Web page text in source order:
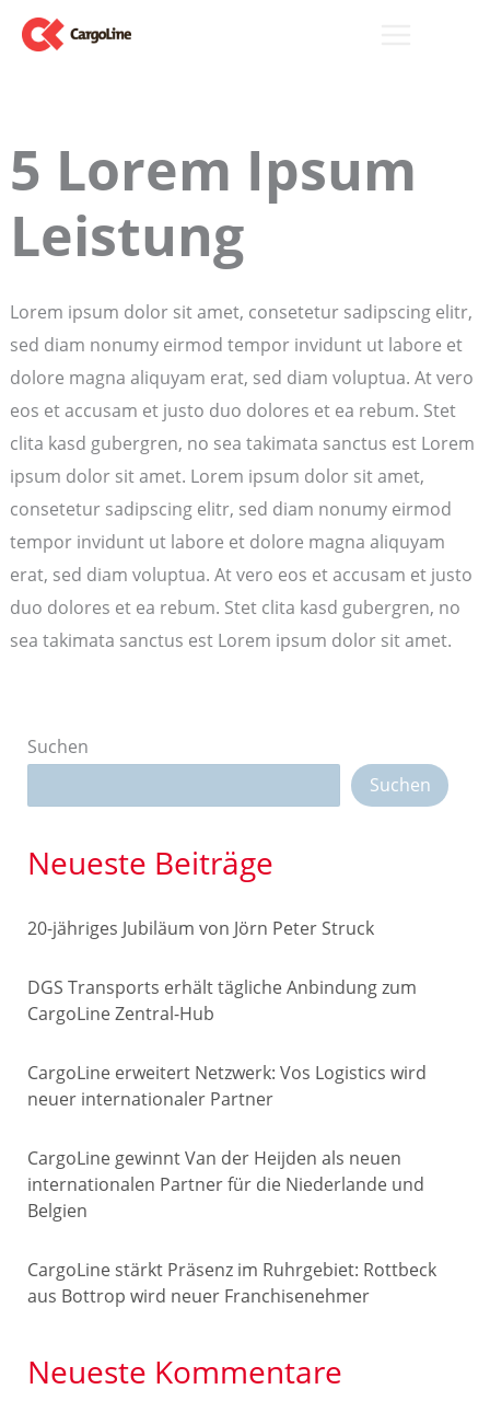
Zum
Inhalt
5 Lorem Ipsum
Leistung
Lorem ipsum dolor sit amet, consetetur sadipscing elitr,
sed diam nonumy eirmod tempor invidunt ut labore et
dolore magna aliquyam erat, sed diam voluptua. At vero
eos et accusam et justo duo dolores et ea rebum. Stet
clita kasd gubergren, no sea takimata sanctus est Lorem
ipsum dolor sit amet. Lorem ipsum dolor sit amet,
consetetur sadipscing elitr, sed diam nonumy eirmod
tempor invidunt ut labore et dolore magna aliquyam
erat, sed diam voluptua. At vero eos et accusam et justo
duo dolores et ea rebum. Stet clita kasd gubergren, no
sea takimata sanctus est Lorem ipsum dolor sit amet.
Suchen
Suchen
Neueste Beiträge
20-jähriges Jubiläum von Jörn Peter Struck
DGS Transports erhält tägliche Anbindung zum
CargoLine Zentral-Hub
CargoLine erweitert Netzwerk: Vos Logistics wird
neuer internationaler Partner
CargoLine gewinnt Van der Heijden als neuen
internationalen Partner für die Niederlande und
Belgien
CargoLine stärkt Präsenz im Ruhrgebiet: Rottbeck
aus Bottrop wird neuer Franchisenehmer
Neueste Kommentare